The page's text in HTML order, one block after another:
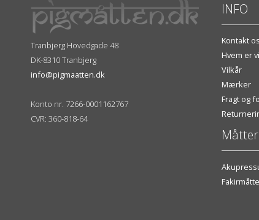
Tranbjerg Hovedgade 48
DK-8310 Tranbjerg
info@pigmaatten.dk
Konto nr. 7266-0001162767
CVR: 360-818-64
INFO
Kontakt os
Hvem er vi
Vilkår
Mærker
Fragt og
Måtter
Fakirmåtte